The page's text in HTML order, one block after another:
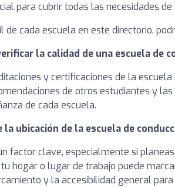
para cubrir todas las necesidades
cada escuela en este directorio,
la calidad de una escuela de
y certificaciones de la
de otros estudiantes y
de cada escuela.
ubicación de la escuela de
factor clave, especialmente si
hogar o lugar de trabajo puede
y la accesibilidad general